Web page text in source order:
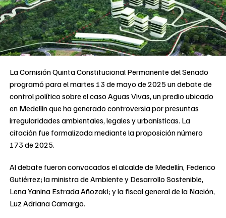
La Comisión Quinta Constitucional Permanente del Senado
programó para el martes 13 de mayo de 2025 un debate de
control político sobre el caso Aguas Vivas, un predio ubicado
en Medellín que ha generado controversia por presuntas
irregularidades ambientales, legales y urbanísticas. La
citación fue formalizada mediante la proposición número
173 de 2025.
Al debate fueron convocados el alcalde de Medellín, Federico
Gutiérrez; la ministra de Ambiente y Desarrollo Sostenible,
Lena Yanina Estrada Añozaki; y la fiscal general de la Nación,
Luz Adriana Camargo.